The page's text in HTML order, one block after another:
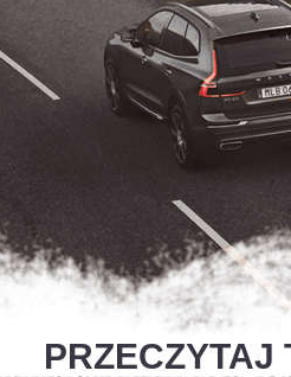
PRZECZYTAJ